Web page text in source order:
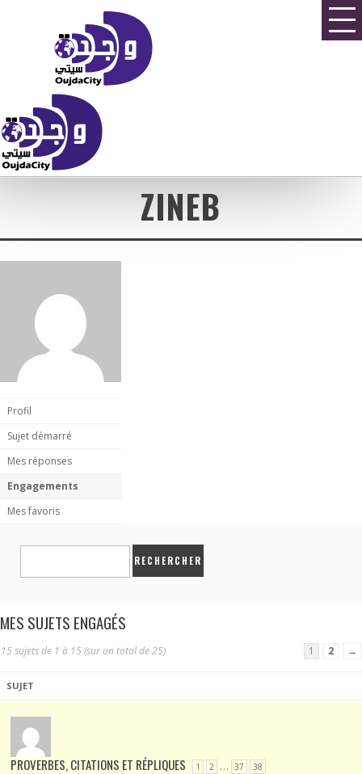
ZINEB
Profil
Sujet démarré
Mes réponses
Engagements
Mes favoris
MES SUJETS ENGAGÉS
15 sujets de 1 à 15 (sur un total de 25) 1 2 →
SUJET
PROVERBES, CITATIONS ET RÉPLIQUES 1 2 … 37 38